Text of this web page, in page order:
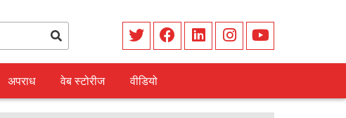
अपराध वेब स्टोरीज वीडियो